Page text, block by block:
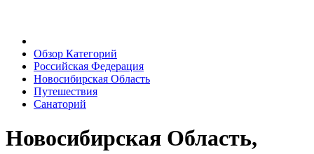
Обзор Категорий
Российская Федерация
Новосибирская Область
Путешествия
Санаторий
Новосибирская Область,